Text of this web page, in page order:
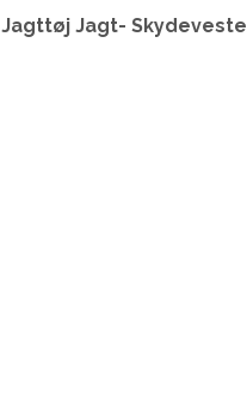
Jagttøj Jagt- Skydeveste